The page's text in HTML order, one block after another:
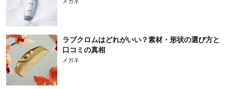
ラブクロムはどれがいい？素材・形状の選び方と
口コミの真相
メガネ